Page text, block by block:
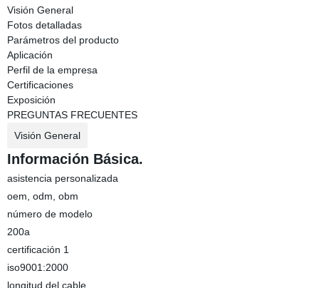
Visión General
Fotos detalladas
Parámetros del producto
Aplicación
Perfil de la empresa
Certificaciones
Exposición
PREGUNTAS FRECUENTES
Visión General
Información Básica.
asistencia personalizada
oem, odm, obm
número de modelo
200a
certificación 1
iso9001:2000
longitud del cable